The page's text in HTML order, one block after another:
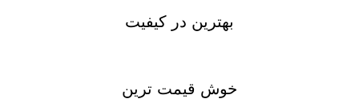
بهترین در کیفیت
خوش قیمت ترین